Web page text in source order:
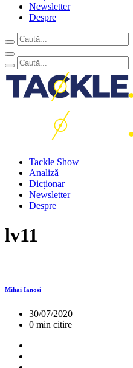
Newsletter
Despre
Tackle Show
Analiză
Dicționar
Newsletter
Despre
lv11
Mihai Ianosi
30/07/2020
0 min citire